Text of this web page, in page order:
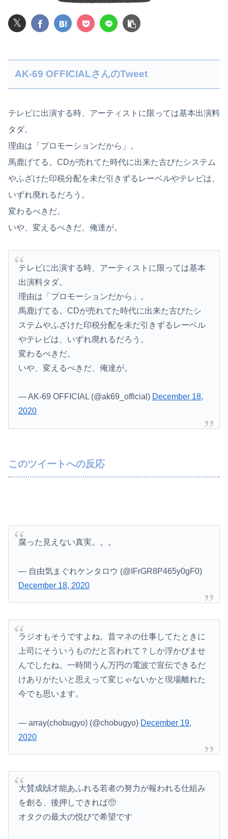
転校生と仲良くなってその子の家に遊びに行ったら私が小さい頃に撮った写真があった
【動画】両方馬鹿（笑）ミニストップでトラックと衝突したドラレコが（ノ∇`）
【画像】どのくノ一を快楽責めしたいｗｗｗｗｗ
【朗報】見せブラ、流行る。
後呂有紗アナ 袖口からインナーチラ見え！！
【画像】抜けるヱロアニメ教えてｗｗｗｗｗ
北朝鮮の弾道ミサイル部隊、ロシアのヴォロネジ州に展開か…北朝鮮は本質的にウクライナと戦争状態に！
𝕏
AK-69 OFFICIALさんのTweet
テレビに出演する時、アーティストに限っては基本出演料
タダ。
理由は「プロモーションだから」。
馬鹿げてる。CDが売れてた時代に出来た古びたシステム
やふざけた印税分配を未だ引きずるレーベルやテレビは、
いずれ廃れるだろう。
変わるべきだ。
いや、変えるべきだ、俺達が。
テレビに出演する時、アーティストに限っては基本
出演料タダ。
理由は「プロモーションだから」。
馬鹿げてる。CDが売れてた時代に出来た古びたシ
ステムやふざけた印税分配を未だ引きずるレーベル
やテレビは、いずれ廃れるだろう。
変わるべきだ。
いや、変えるべきだ、俺達が。
— AK-69 OFFICIAL (@ak69_official) December 18,
2020
このツイートへの反応
腐った見えない真実。。。
— 自由気まぐれケンタロウ (@IFrGR8P465y0gF0)
December 18, 2020
ラジオもそうですよね。昔マネの仕事してたときに
上司にそういうものだと言われて？しか浮かびませ
んでしたね。一時間うん万円の電波で宣伝できるだ
けありがたいと思えって変じゃないかと現場離れた
今でも思います。
— array(chobugyo) (@chobugyo) December 19,
2020
大賛成🙌才能あふれる若者の努力が報われる仕組み
を創る、後押しできれば🥺
オタクの最大の悦びで希望です